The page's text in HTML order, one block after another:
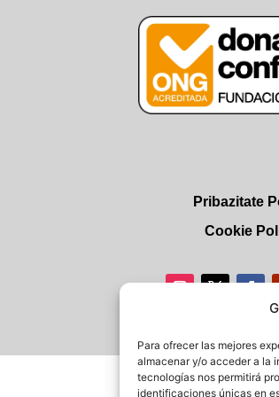
Para ofrecer las mejores
almacenar y/o acceder a la
tecnologías nos permitirá
identificaciones únicas en
Pribazitate
Cookie